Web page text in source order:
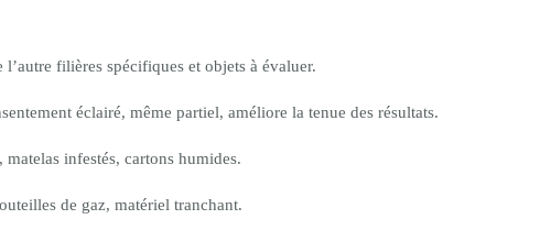
filières spécifiques et objets à évaluer.
éclairé, même partiel, améliore la tenue des résultats.
infestés, cartons humides.
de gaz, matériel tranchant.